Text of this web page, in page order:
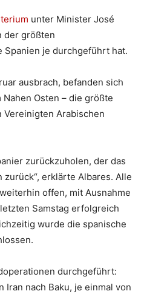
unter Minister José
der größten
Spanien je durchgeführt hat.
ausbrach, befanden sich
Osten – die größte
Vereinigten Arabischen
zurückzuholen, der das
erklärte Albares. Alle
offen, mit Ausnahme
Samstag erfolgreich
wurde die spanische
durchgeführt:
Iran nach Baku, je einmal von